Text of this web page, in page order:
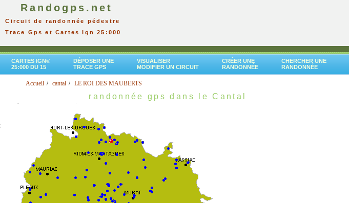
Randogps.net
Circuit de randonnée pédestre
Trace Gps et Cartes Ign 25:000
CARTES IGN®
25:000 DU 15
DÉPOSER UNE
TRACE GPS
VISUALISER
MODIFIER UN CIRCUIT
CRÉER UNE
RANDONNÉE
CHERCHER UNE
RANDONNÉE
Accueil cantal LE ROI DES MAUBERTS
randonnée gps dans le Cantal